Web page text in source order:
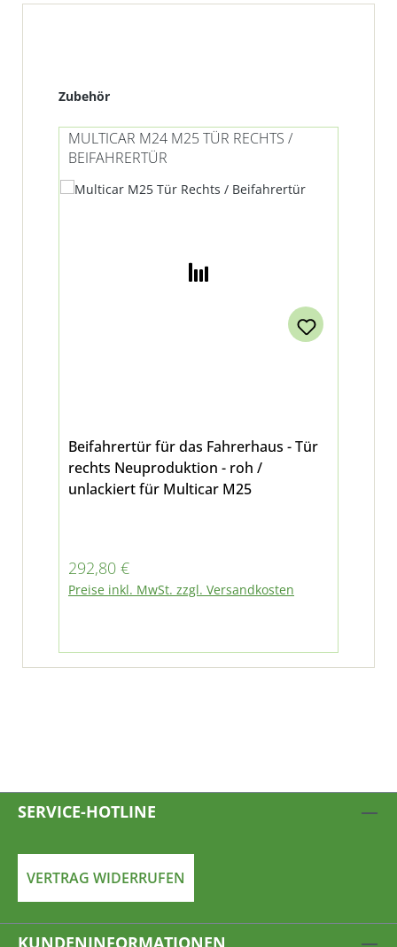
Produktgalerie überspringen
Zubehör
MULTICAR M24 M25 TÜR RECHTS /
BEIFAHRERTÜR
Beifahrertür für das Fahrerhaus - Tür
rechts Neuproduktion - roh /
unlackiert für Multicar M25
Regulärer Preis:
292,80 €
Preise inkl. MwSt. zzgl. Versandkosten
SERVICE-HOTLINE
VERTRAG WIDERRUFEN
KUNDENINFORMATIONEN